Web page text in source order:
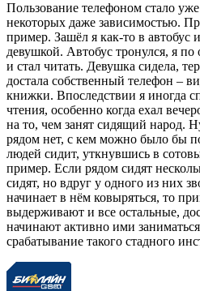
Пользование телефоном стало
некоторых даже зависимостью.
пример. Зашёл я как-то в автобус
девушкой. Автобус тронулся, я
и стал читать. Девушка сидела,
достала собственный телефон –
книжки. Впоследствии я иногда
чтения, особенно когда ехал
на то, чем занят сидящий народ.
рядом нет, с кем можно было бы
людей сидит, уткнувшись в
пример. Если рядом сидят
сидят, но вдруг у одного из них
начинает в нём ковыряться, то
выдерживают и все остальные,
начинают активно ими
срабатывание такого стадного